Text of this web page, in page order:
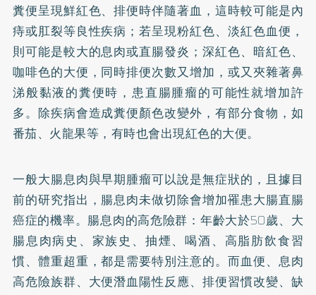
糞便呈現鮮紅色、排便時伴隨著血，這時較可能是內
痔或肛裂等良性疾病；若呈現粉紅色、淡紅色血便，
則可能是較大的息肉或直腸發炎；深紅色、暗紅色、
咖啡色的大便，同時排便次數又增加，或又夾雜著鼻
涕般黏液的糞便時，患直腸腫瘤的可能性就增加許
多。除疾病會造成糞便顏色改變外，有部分食物，如
番茄、火龍果等，有時也會出現紅色的大便。
一般大腸息肉與早期腫瘤可以說是無症狀的，且據目
前的研究指出，腸息肉未做切除會增加罹患大腸直腸
癌症的機率。腸息肉的高危險群：年齡大於50歲、大
腸息肉病史、家族史、抽煙、喝酒、高脂肪飲食習
慣、體重超重，都是需要特別注意的。而血便、息肉
高危險族群、大便潛血陽性反應、排便習慣改變、缺